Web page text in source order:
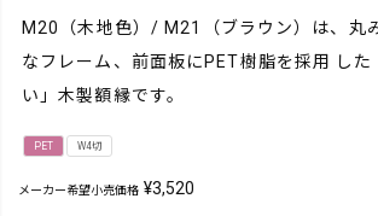
M20（木地色）/ M21（ブラウン）は、丸
なフレーム、前面板にPET樹脂を採用 した
い」木製額縁です。
PET W4切
メーカー希望小売価格 ¥3,520